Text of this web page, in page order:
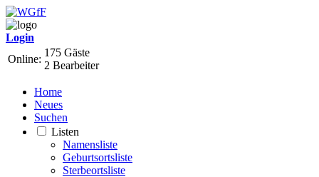
Login
Online:
175 Gäste
2 Bearbeiter
Home
Neues
Suchen
Listen
Namensliste
Geburtsortsliste
Sterbeortsliste